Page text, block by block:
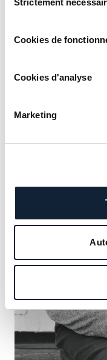
du
Cookies de
Cookies d'analyse
Marketing
cessé d’écrire, son